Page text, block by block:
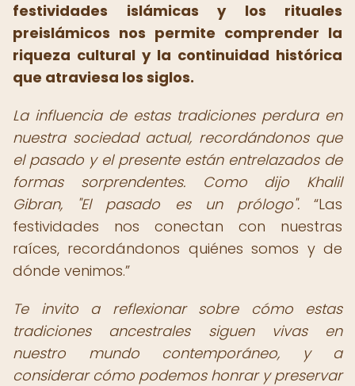
festividades islámicas y los rituales
preislámicos nos permite comprender la
riqueza cultural y la continuidad histórica
que atraviesa los siglos.
La influencia de estas tradiciones perdura en
nuestra sociedad actual, recordándonos que
el pasado y el presente están entrelazados de
formas sorprendentes. Como dijo Khalil
Gibran, "El pasado es un prólogo".
Las
festividades nos conectan con nuestras
raíces, recordándonos quiénes somos y de
dónde venimos.
Te invito a reflexionar sobre cómo estas
tradiciones ancestrales siguen vivas en
nuestro mundo contemporáneo, y a
considerar cómo podemos honrar y preservar